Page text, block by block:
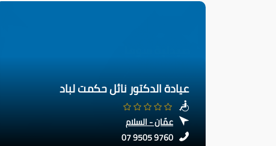
عيادة الدكتور نائل حكمت لباد
عمّان - السلام
07 9505 9760